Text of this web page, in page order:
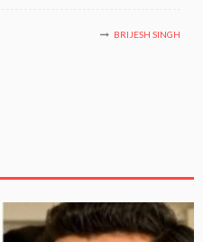
BRIJESH SINGH